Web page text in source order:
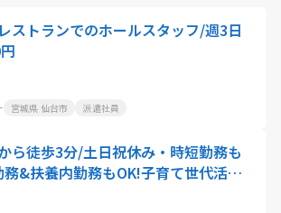
ストランでのホールスタッフ/週3日
宮城県 仙台市 派遣社員
ら徒歩3分/土日祝休み・時短勤務も
&扶養内勤務もOK!子育て世代活躍